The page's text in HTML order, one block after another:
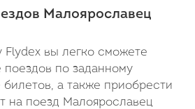
В пути: 46 минут
05:40
В
пути:
4
Малоярославец
Flydex вы легко сможете
поездов по заданному
а также приобрести
на поезд Малоярославец